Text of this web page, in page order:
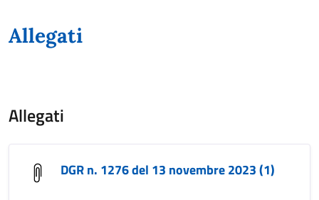
Allegati
Allegati
DGR n. 1276 del 13 novembre 2023 (1)